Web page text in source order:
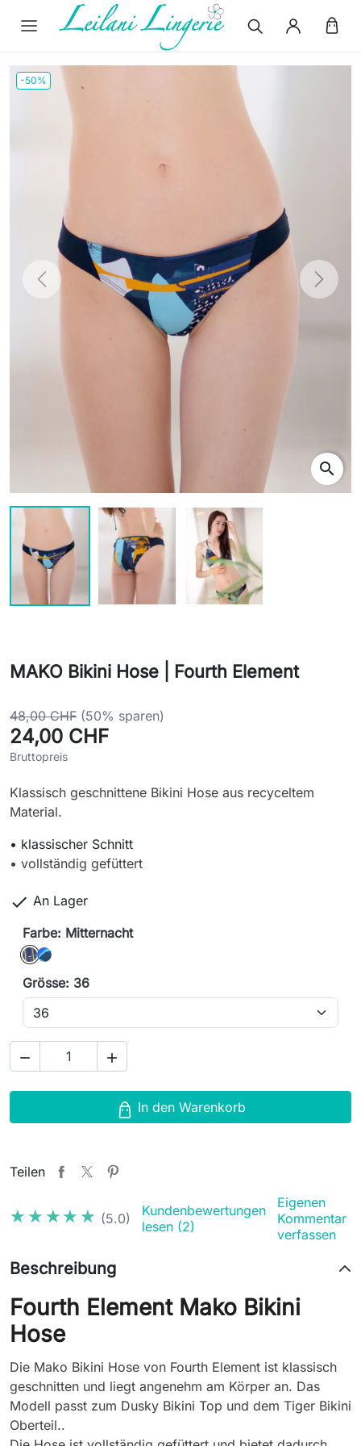
-50%
Previous Next
search
MAKO Bikini Hose | Fourth Element
48,00 CHF (50% sparen)
24,00 CHF
Bruttopreis
Klassisch geschnittene Bikini Hose aus recyceltem
Material.
• klassischer Schnitt
• vollständig gefüttert
 An Lager
Farbe: Mitternacht
Mitternacht
Meer
Grösse: 36
 
In den Warenkorb
Teilen
★★★★★
★★★★★ (5.0)
Kundenbewertungen
lesen (2)
Eigenen
Kommentar
verfassen
Beschreibung
Fourth Element Mako Bikini
Hose
Die Mako Bikini Hose von Fourth Element ist klassisch
geschnitten und liegt angenehm am Körper an. Das
Modell passt zum Dusky Bikini Top und dem Tiger Bikini
Oberteil..